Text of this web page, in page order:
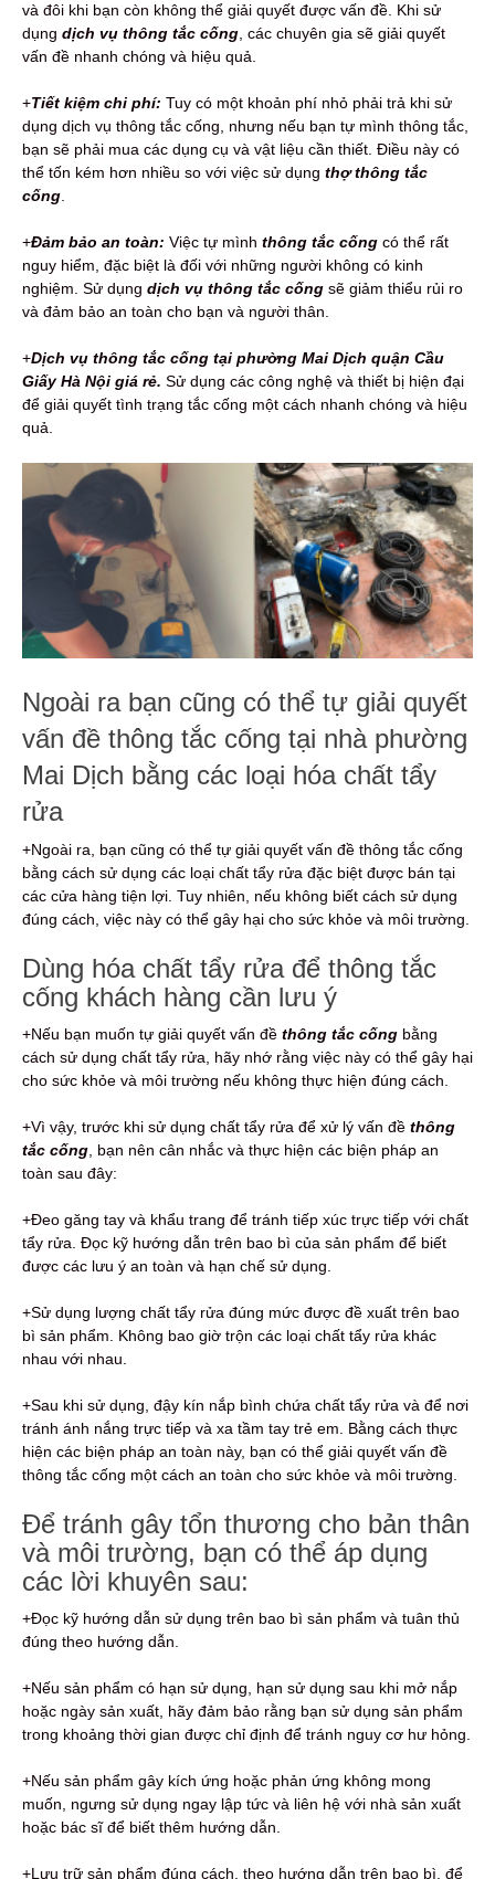
và đôi khi bạn còn không thể giải quyết được vấn đề. Khi sử
dụng dịch vụ thông tắc cống, các chuyên gia sẽ giải quyết
vấn đề nhanh chóng và hiệu quả.
+Tiết kiệm chi phí: Tuy có một khoản phí nhỏ phải trả khi sử
dụng dịch vụ thông tắc cống, nhưng nếu bạn tự mình thông tắc,
bạn sẽ phải mua các dụng cụ và vật liệu cần thiết. Điều này có
thể tốn kém hơn nhiều so với việc sử dụng thợ thông tắc
cống.
+Đảm bảo an toàn: Việc tự mình thông tắc cống có thể rất
nguy hiểm, đặc biệt là đối với những người không có kinh
nghiệm. Sử dụng dịch vụ thông tắc cống sẽ giảm thiểu rủi ro
và đảm bảo an toàn cho bạn và người thân.
+Dịch vụ thông tắc cống tại phường Mai Dịch quận Cầu
Giấy Hà Nội giá rẻ. Sử dụng các công nghệ và thiết bị hiện đại
để giải quyết tình trạng tắc cống một cách nhanh chóng và hiệu
quả.
Ngoài ra bạn cũng có thể tự giải quyết
vấn đề thông tắc cống tại nhà phường
Mai Dịch bằng các loại hóa chất tẩy
rửa
+Ngoài ra, bạn cũng có thể tự giải quyết vấn đề thông tắc cống
bằng cách sử dụng các loại chất tẩy rửa đặc biệt được bán tại
các cửa hàng tiện lợi. Tuy nhiên, nếu không biết cách sử dụng
đúng cách, việc này có thể gây hại cho sức khỏe và môi trường.
Dùng hóa chất tẩy rửa để thông tắc
cống khách hàng cần lưu ý
+Nếu bạn muốn tự giải quyết vấn đề thông tắc cống bằng
cách sử dụng chất tẩy rửa, hãy nhớ rằng việc này có thể gây hại
cho sức khỏe và môi trường nếu không thực hiện đúng cách.
+Vì vậy, trước khi sử dụng chất tẩy rửa để xử lý vấn đề thông
tắc cống , bạn nên cân nhắc và thực hiện các biện pháp an
toàn sau đây:
+Đeo găng tay và khẩu trang để tránh tiếp xúc trực tiếp với chất
tẩy rửa. Đọc kỹ hướng dẫn trên bao bì của sản phẩm để biết
được các lưu ý an toàn và hạn chế sử dụng.
+Sử dụng lượng chất tẩy rửa đúng mức được đề xuất trên bao
bì sản phẩm. Không bao giờ trộn các loại chất tẩy rửa khác
nhau với nhau.
+Sau khi sử dụng, đậy kín nắp bình chứa chất tẩy rửa và để nơi
tránh ánh nắng trực tiếp và xa tầm tay trẻ em. Bằng cách thực
hiện các biện pháp an toàn này, bạn có thể giải quyết vấn đề
thông tắc cống một cách an toàn cho sức khỏe và môi trường.
Để tránh gây tổn thương cho bản thân
và môi trường, bạn có thể áp dụng
các lời khuyên sau:
+Đọc kỹ hướng dẫn sử dụng trên bao bì sản phẩm và tuân thủ
đúng theo hướng dẫn.
+Nếu sản phẩm có hạn sử dụng, hạn sử dụng sau khi mở nắp
hoặc ngày sản xuất, hãy đảm bảo rằng bạn sử dụng sản phẩm
trong khoảng thời gian được chỉ định để tránh nguy cơ hư hỏng.
+Nếu sản phẩm gây kích ứng hoặc phản ứng không mong
muốn, ngưng sử dụng ngay lập tức và liên hệ với nhà sản xuất
hoặc bác sĩ để biết thêm hướng dẫn.
+Lưu trữ sản phẩm đúng cách, theo hướng dẫn trên bao bì, để